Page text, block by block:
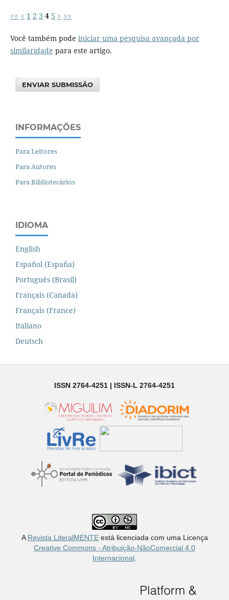
<< < 1 2 3 4 5 > >>
Você também pode iniciar uma pesquisa avançada por
similaridade para este artigo.
ENVIAR SUBMISSÃO
INFORMAÇÕES
Para Leitores
Para Autores
Para Bibliotecários
IDIOMA
English
Español (España)
Português (Brasil)
Français (Canada)
Français (France)
Italiano
Deutsch
ISSN 2764-4251 | ISSN-L 2764-4251
A Revista LiteralMENTEestá licenciada com uma Licença
Creative Commons - Atribuição-NãoComercial 4.0
Internacional